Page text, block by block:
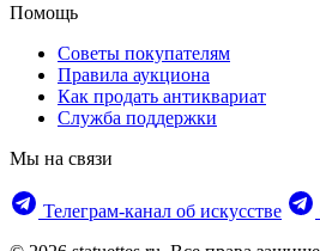
Помощь
Советы покупателям
Правила аукциона
Как продать антиквариат
Служба поддержки
Мы на связи
Телеграм‑канал об искусстве